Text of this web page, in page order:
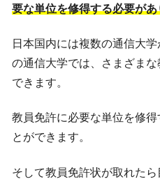
要な単位を修得する必要が
日本国内には複数の通信大
の通信大学では、さまざま
できます。
教員免許に必要な単位を修
とができます。
そして教員免許状が取れた